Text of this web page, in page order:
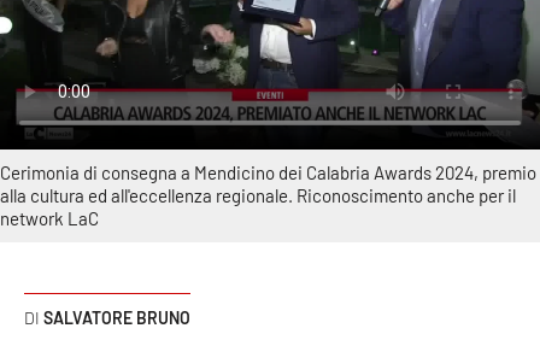
Sanità
Sport
Cultura
Podcast
Editoriali
Cerimonia di consegna a Mendicino dei Calabria Awards 2024, premio
alla cultura ed all'eccellenza regionale. Riconoscimento anche per il
network LaC
SALVATORE BRUNO